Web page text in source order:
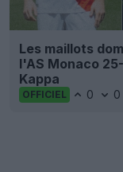
Les maillots
l'AS Monaco
Kappa
OFFICIEL 0 0